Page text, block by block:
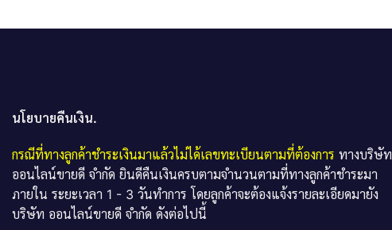
นโยบายคืนเงิน.
กรณีที่ทางลูกค้าชำระเงินมาแล้วไม่ได้เลขทะเบียนตามที่ต้องการ ทางบริษัท
ออนไลน์ขายดี จำกัด ยินดีคืนเงินครบตามจำนวนตามที่ทางลูกค้าชำระมา
ภายใน ระยะเวลา 1 - 3 วันทำการ โดยลูกค้าจะต้องแจ้งรายละเอียดมายัง
บริษัท ออนไลน์ขายดี จำกัด ดังต่อไปนี้